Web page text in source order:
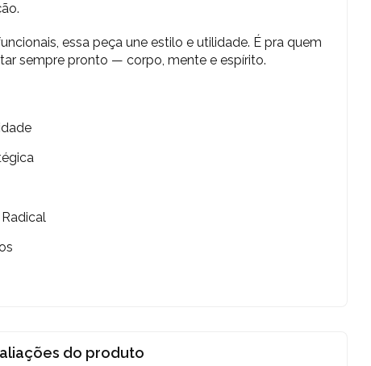
essa peça une estilo e utilidade. É pra quem
sempre pronto — corpo, mente e espírito.
do produto